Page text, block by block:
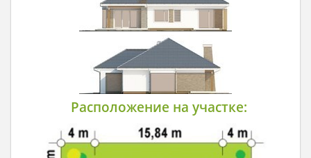
Расположение на участке: